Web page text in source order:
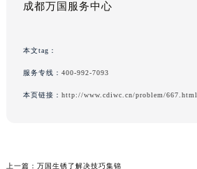
成都万国服务中心
本文tag：
服务专线： 400-992-7093
本页链接： http://www.cdiwc.cn/problem/667.html
上一篇： 万国生锈了解决技巧集锦